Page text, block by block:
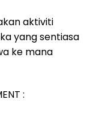
aktiviti
yang sentiasa
ke mana
: